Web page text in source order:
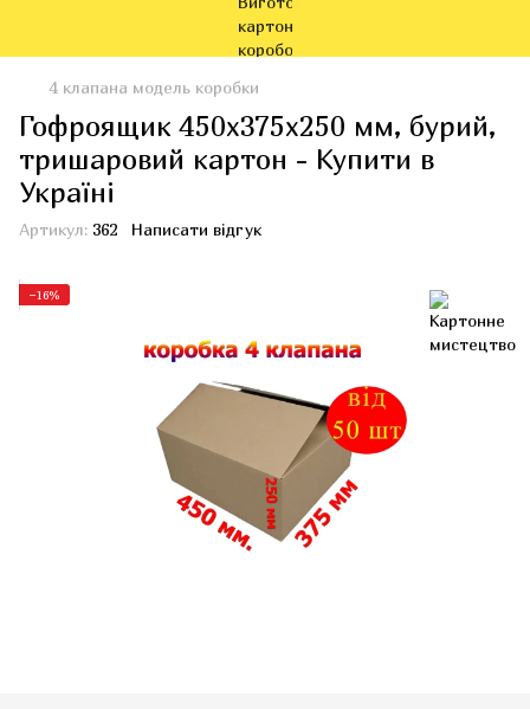
4 клапана модель коробки
Гофроящик 450x375x250 мм, бурий,
тришаровий картон - Купити в
Україні
Артикул: 362 Написати відгук
−16%